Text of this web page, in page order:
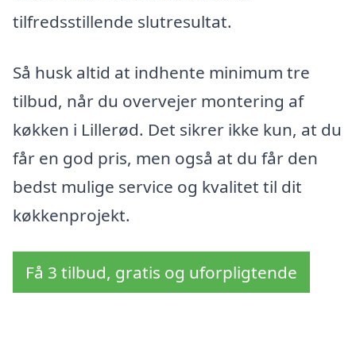
tilfredsstillende slutresultat.
Så husk altid at indhente minimum tre
tilbud, når du overvejer montering af
køkken i Lillerød. Det sikrer ikke kun, at du
får en god pris, men også at du får den
bedst mulige service og kvalitet til dit
køkkenprojekt.
Få 3 tilbud, gratis og uforpligtende